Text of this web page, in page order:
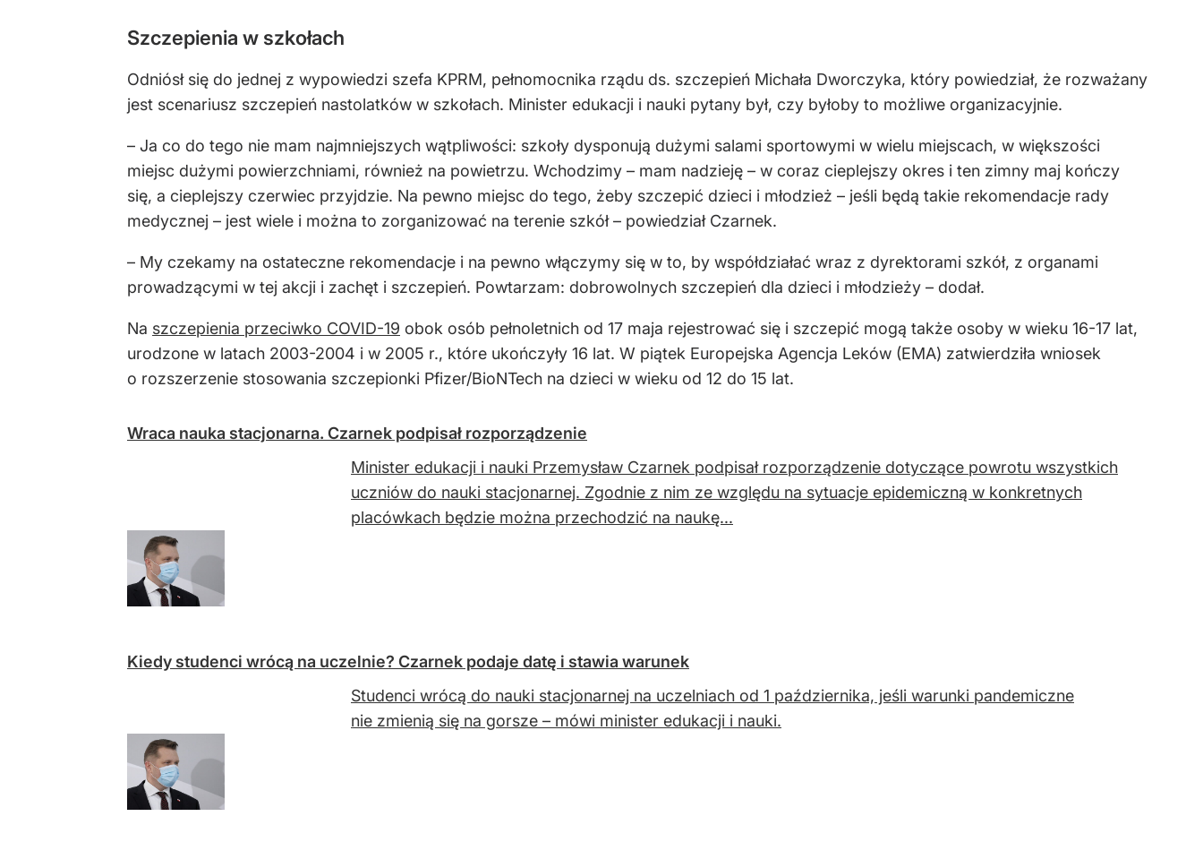
Szczepienia w szkołach
Odniósł się do jednej z wypowiedzi szefa KPRM, pełnomocnika rządu ds. szczepień Michała Dworczyka, który powiedział, że rozważany
jest scenariusz szczepień nastolatków w szkołach. Minister edukacji i nauki pytany był, czy byłoby to możliwe organizacyjnie.
– Ja co do tego nie mam najmniejszych wątpliwości: szkoły dysponują dużymi salami sportowymi w wielu miejscach, w większości
miejsc dużymi powierzchniami, również na powietrzu. Wchodzimy – mam nadzieję – w coraz cieplejszy okres i ten zimny maj kończy
się, a cieplejszy czerwiec przyjdzie. Na pewno miejsc do tego, żeby szczepić dzieci i młodzież – jeśli będą takie rekomendacje rady
medycznej – jest wiele i można to zorganizować na terenie szkół – powiedział Czarnek.
– My czekamy na ostateczne rekomendacje i na pewno włączymy się w to, by współdziałać wraz z dyrektorami szkół, z organami
prowadzącymi w tej akcji i zachęt i szczepień. Powtarzam: dobrowolnych szczepień dla dzieci i młodzieży – dodał.
Na szczepienia przeciwko COVID-19 obok osób pełnoletnich od 17 maja rejestrować się i szczepić mogą także osoby w wieku 16-17 lat,
urodzone w latach 2003-2004 i w 2005 r., które ukończyły 16 lat. W piątek Europejska Agencja Leków (EMA) zatwierdziła wniosek
o rozszerzenie stosowania szczepionki Pfizer/BioNTech na dzieci w wieku od 12 do 15 lat.
Wraca nauka stacjonarna. Czarnek podpisał rozporządzenie
Minister edukacji i nauki Przemysław Czarnek podpisał rozporządzenie dotyczące powrotu wszystkich
uczniów do nauki stacjonarnej. Zgodnie z nim ze względu na sytuacje epidemiczną w konkretnych
placówkach będzie można przechodzić na naukę...
Kiedy studenci wrócą na uczelnie? Czarnek podaje datę i stawia warunek
Studenci wrócą do nauki stacjonarnej na uczelniach od 1 października, jeśli warunki pandemiczne
nie zmienią się na gorsze – mówi minister edukacji i nauki.